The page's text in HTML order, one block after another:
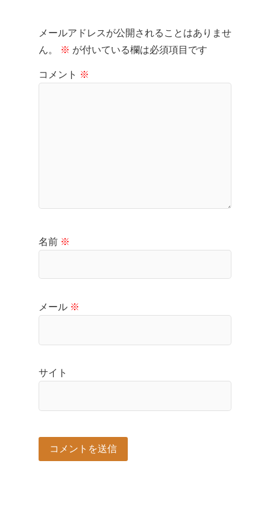
メールアドレスが公開されることはありませ
ん。
※ が付いている欄は必須項目です
コメント ※
名前 ※
メール ※
サイト